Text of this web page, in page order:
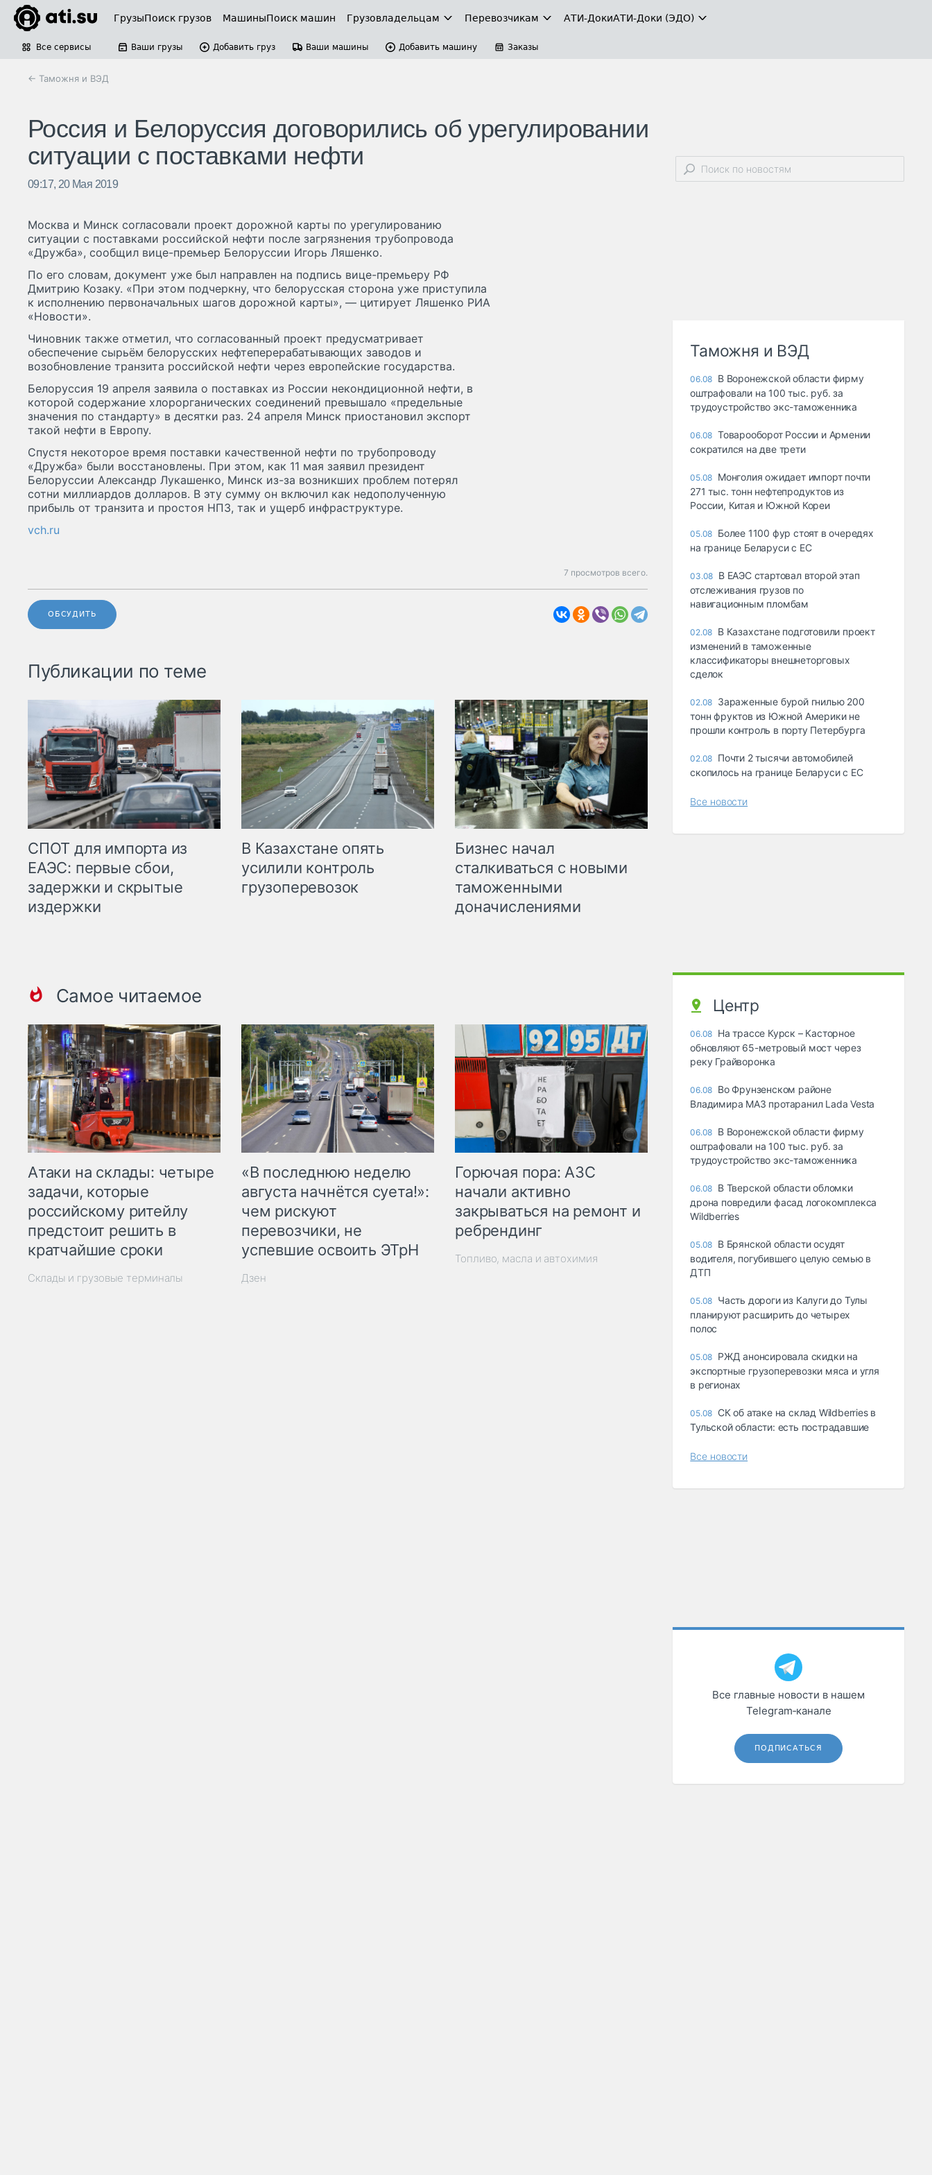
ГрузыПоиск грузов МашиныПоиск машин Грузовладельцам Перевозчикам АТИ-ДокиАТИ-Доки (ЭДО)
Все сервисы Ваши грузы Добавить груз Ваши машины Добавить машину Заказы
← Таможня и ВЭД
Россия и Белоруссия договорились об урегулировании
ситуации с поставками нефти
09:17, 20 Мая 2019
Москва и Минск согласовали проект дорожной карты по урегулированию
ситуации с поставками российской нефти после загрязнения трубопровода
«Дружба», сообщил вице-премьер Белоруссии Игорь Ляшенко.
По его словам, документ уже был направлен на подпись вице-премьеру РФ
Дмитрию Козаку. «При этом подчеркну, что белорусская сторона уже приступила
к исполнению первоначальных шагов дорожной карты», — цитирует Ляшенко РИА
«Новости».
Чиновник также отметил, что согласованный проект предусматривает
обеспечение сырьём белорусских нефтеперерабатывающих заводов и
возобновление транзита российской нефти через европейские государства.
Белоруссия 19 апреля заявила о поставках из России некондиционной нефти, в
которой содержание хлорорганических соединений превышало «предельные
значения по стандарту» в десятки раз. 24 апреля Минск приостановил экспорт
такой нефти в Европу.
Спустя некоторое время поставки качественной нефти по трубопроводу
«Дружба» были восстановлены. При этом, как 11 мая заявил президент
Белоруссии Александр Лукашенко, Минск из-за возникших проблем потерял
сотни миллиардов долларов. В эту сумму он включил как недополученную
прибыль от транзита и простоя НПЗ, так и ущерб инфраструктуре.
vch.ru
7 просмотров всего.
ОБСУДИТЬ
Публикации по теме
СПОТ для импорта из
ЕАЭС: первые сбои,
задержки и скрытые
издержки
В Казахстане опять
усилили контроль
грузоперевозок
Бизнес начал
сталкиваться с новыми
таможенными
доначислениями
Самое читаемое
Атаки на склады: четыре
задачи, которые
российскому ритейлу
предстоит решить в
кратчайшие сроки
Склады и грузовые терминалы
«В последнюю неделю
августа начнётся суета!»:
чем рискуют
перевозчики, не
успевшие освоить ЭТрН
Дзен
Горючая пора: АЗС
начали активно
закрываться на ремонт и
ребрендинг
Топливо, масла и автохимия
Таможня и ВЭД
06.08 В Воронежской области фирму
оштрафовали на 100 тыс. руб. за
трудоустройство экс-таможенника
06.08 Товарооборот России и Армении
сократился на две трети
05.08 Монголия ожидает импорт почти
271 тыс. тонн нефтепродуктов из
России, Китая и Южной Кореи
05.08 Более 1100 фур стоят в очередях
на границе Беларуси с ЕС
03.08 В ЕАЭС стартовал второй этап
отслеживания грузов по
навигационным пломбам
02.08 В Казахстане подготовили проект
изменений в таможенные
классификаторы внешнеторговых
сделок
02.08 Зараженные бурой гнилью 200
тонн фруктов из Южной Америки не
прошли контроль в порту Петербурга
02.08 Почти 2 тысячи автомобилей
скопилось на границе Беларуси с ЕС
Все новости
Центр
06.08 На трассе Курск – Касторное
обновляют 65-метровый мост через
реку Грайворонка
06.08 Во Фрунзенском районе
Владимира МАЗ протаранил Lada Vesta
06.08 В Воронежской области фирму
оштрафовали на 100 тыс. руб. за
трудоустройство экс-таможенника
06.08 В Тверской области обломки
дрона повредили фасад логокомплекса
Wildberries
05.08 В Брянской области осудят
водителя, погубившего целую семью в
ДТП
05.08 Часть дороги из Калуги до Тулы
планируют расширить до четырех
полос
05.08 РЖД анонсировала скидки на
экспортные грузоперевозки мяса и угля
в регионах
05.08 СК об атаке на склад Wildberries в
Тульской области: есть пострадавшие
Все новости
Все главные новости в нашем
Telegram‑канале
ПОДПИСАТЬСЯ